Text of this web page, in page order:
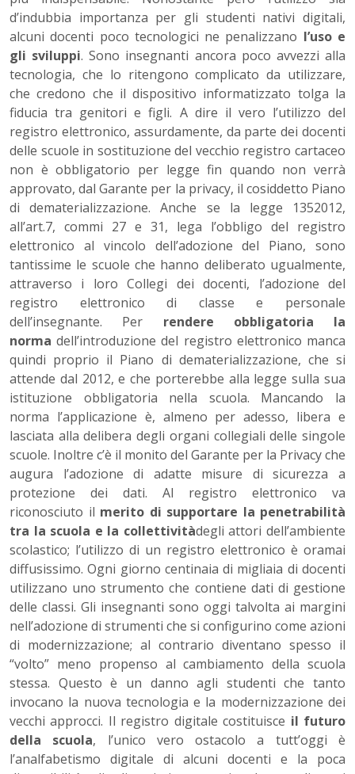
d’indubbia importanza per gli studenti nativi digitali,
alcuni docenti poco tecnologici ne penalizzano l’uso e
gli sviluppi. Sono insegnanti ancora poco avvezzi alla
tecnologia, che lo ritengono complicato da utilizzare,
che credono che il dispositivo informatizzato tolga la
fiducia tra genitori e figli. A dire il vero l’utilizzo del
registro elettronico, assurdamente, da parte dei docenti
delle scuole in sostituzione del vecchio registro cartaceo
non è obbligatorio per legge fin quando non verrà
approvato, dal Garante per la privacy, il cosiddetto Piano
di dematerializzazione. Anche se la legge 1352012,
all’art.7, commi 27 e 31, lega l’obbligo del registro
elettronico al vincolo dell’adozione del Piano, sono
tantissime le scuole che hanno deliberato ugualmente,
attraverso i loro Collegi dei docenti, l’adozione del
registro elettronico di classe e personale
dell’insegnante. Per rendere obbligatoria la
norma dell’introduzione del registro elettronico manca
quindi proprio il Piano di dematerializzazione, che si
attende dal 2012, e che porterebbe alla legge sulla sua
istituzione obbligatoria nella scuola. Mancando la
norma l’applicazione è, almeno per adesso, libera e
lasciata alla delibera degli organi collegiali delle singole
scuole. Inoltre c’è il monito del Garante per la Privacy che
augura l’adozione di adatte misure di sicurezza a
protezione dei dati. Al registro elettronico va
riconosciuto il merito di supportare la penetrabilità
tra la scuola e la collettivitàdegli attori dell’ambiente
scolastico; l’utilizzo di un registro elettronico è oramai
diffusissimo. Ogni giorno centinaia di migliaia di docenti
utilizzano uno strumento che contiene dati di gestione
delle classi. Gli insegnanti sono oggi talvolta ai margini
nell’adozione di strumenti che si configurino come azioni
di modernizzazione; al contrario diventano spesso il
“volto” meno propenso al cambiamento della scuola
stessa. Questo è un danno agli studenti che tanto
invocano la nuova tecnologia e la modernizzazione dei
vecchi approcci. Il registro digitale costituisce il futuro
della scuola, l’unico vero ostacolo a tutt’oggi è
l’analfabetismo digitale di alcuni docenti e la poca